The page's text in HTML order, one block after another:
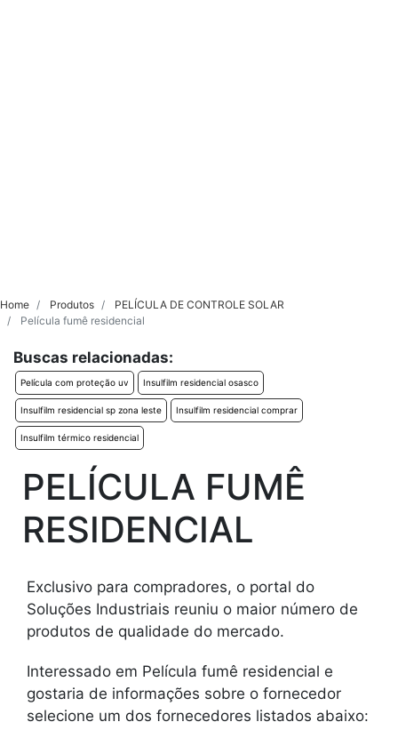
Home Produtos
PELÍCULA DE CONTROLE SOLAR
Película fumê residencial
Buscas relacionadas:
Película com proteção uv Insulfilm residencial osasco
Insulfilm residencial sp zona leste Insulfilm residencial comprar
Insulfilm térmico residencial
PELÍCULA FUMÊ
RESIDENCIAL
Exclusivo para compradores, o portal do
Soluções Industriais reuniu o maior número de
produtos de qualidade do mercado.
Interessado em Película fumê residencial e
gostaria de informações sobre o fornecedor
selecione um dos fornecedores listados abaixo: